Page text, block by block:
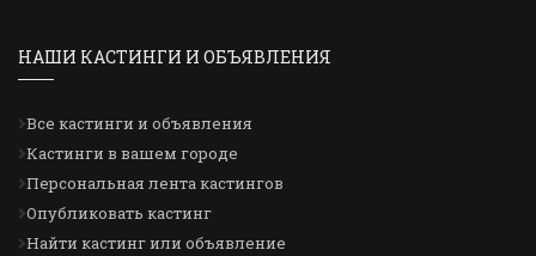
НАШИ КАСТИНГИ И ОБЪЯВЛЕНИЯ
Все кастинги и объявления
Кастинги в вашем городе
Персональная лента кастингов
Опубликовать кастинг
Найти кастинг или объявление